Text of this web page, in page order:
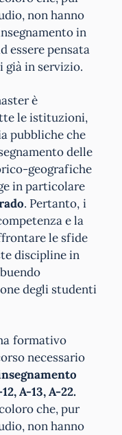
non hanno
in
essere pensata
già in servizio.
è
le istituzioni,
pubbliche che
delle
geografiche
in particolare
. Pertanto, i
e la
le sfide
discipline in
degli studenti
formativo
necessario
A-13, A-22.
che, pur
non hanno